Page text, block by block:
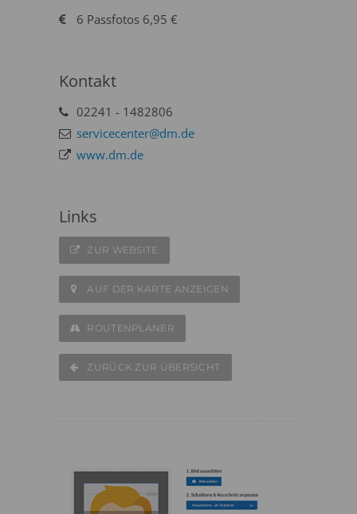
6 Passfotos 6,95 €
Kontakt
02241 - 1482806
servicecenter@dm.de
www.dm.de
Links
ZUR WEBSITE
AUF DER KARTE ANZEIGEN
ROUTENPLANER
ZURÜCK ZUR ÜBERSICHT